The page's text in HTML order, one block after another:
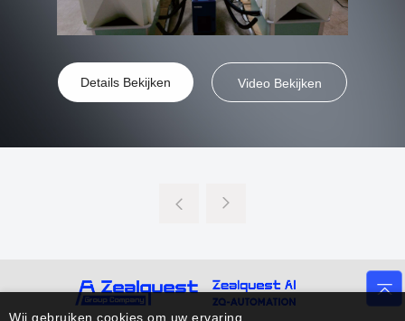
Details Bekijken Video Bekijken
Wij gebruiken cookies om uw ervaring